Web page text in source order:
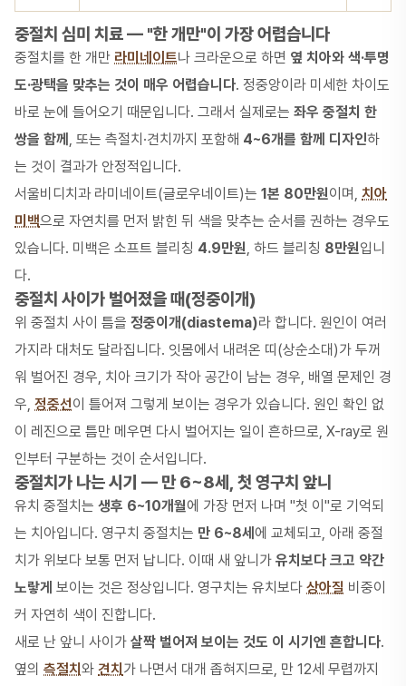
중절치 심미 치료 — "한 개만"이 가장 어렵습니다
중절치를 한 개만 라미네이트나 크라운으로 하면 옆 치아와 색·투명
도·광택을 맞추는 것이 매우 어렵습니다. 정중앙이라 미세한 차이도
바로 눈에 들어오기 때문입니다. 그래서 실제로는 좌우 중절치 한
쌍을 함께 , 또는 측절치·견치까지 포함해 4~6개를 함께 디자인하
는 것이 결과가 안정적입니다.
서울비디치과 라미네이트(글로우네이트)는 1본 80만원이며, 치아
미백으로 자연치를 먼저 밝힌 뒤 색을 맞추는 순서를 권하는 경우도
있습니다. 미백은 소프트 블리칭 4.9만원, 하드 블리칭 8만원입니
다.
중절치 사이가 벌어졌을 때(정중이개)
위 중절치 사이 틈을 정중이개(diastema)라 합니다. 원인이 여러
가지라 대처도 달라집니다. 잇몸에서 내려온 띠(상순소대)가 두꺼
워 벌어진 경우, 치아 크기가 작아 공간이 남는 경우, 배열 문제인 경
우, 정중선이 틀어져 그렇게 보이는 경우가 있습니다. 원인 확인 없
이 레진으로 틈만 메우면 다시 벌어지는 일이 흔하므로, X-ray로 원
인부터 구분하는 것이 순서입니다.
중절치가 나는 시기 — 만 6~8세, 첫 영구치 앞니
유치 중절치는 생후 6~10개월에 가장 먼저 나며 "첫 이"로 기억되
는 치아입니다. 영구치 중절치는 만 6~8세 에 교체되고, 아래 중절
치가 위보다 보통 먼저 납니다. 이때 새 앞니가 유치보다 크고 약간
노랗게 보이는 것은 정상입니다. 영구치는 유치보다 상아질 비중이
커 자연히 색이 진합니다.
새로 난 앞니 사이가 살짝 벌어져 보이는 것도 이 시기엔 흔합니다.
옆의 측절치 와 견치 가 나면서 대개 좁혀지므로, 만 12세 무렵까지